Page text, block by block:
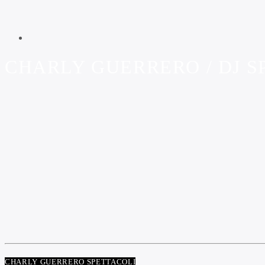
CHARLY GUERRERO SPETTACOLI